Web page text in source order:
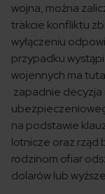
wojna, można
trakcie konfliktu
wyłączeniu
przypadku
wojennych ma
zapadnie decyzja
na podstawie
lotnicze oraz rząd
rodzinom ofiar
dolarów lub